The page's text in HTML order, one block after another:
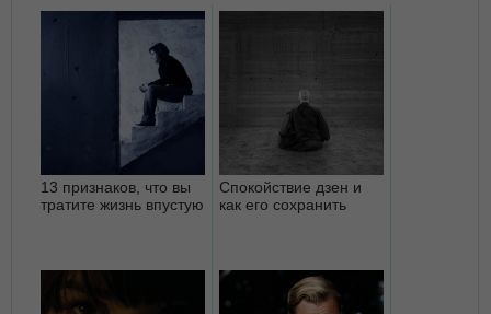
13 признаков, что вы
тратите жизнь впустую
Спокойствие дзен и
как его сохранить